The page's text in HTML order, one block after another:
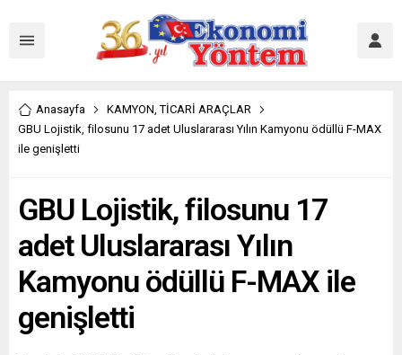
Anasayfa KAMYON,TİCARİ ARAÇLAR
GBU Lojistik, filosunu 17 adet Uluslararası Yılın Kamyonu ödüllü F-MAX
ile genişletti
GBU Lojistik, filosunu 17
adet Uluslararası Yılın
Kamyonu ödüllü F-MAX ile
genişletti